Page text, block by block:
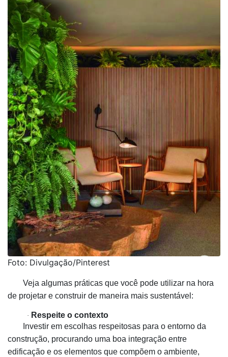
Foto: Divulgação/Pinterest
Veja algumas práticas que você pode utilizar na hora
de projetar e construir de maneira mais sustentável:
· Respeite o contexto
Investir em escolhas respeitosas para o entorno da
construção, procurando uma boa integração entre
edificação e os elementos que compõem o ambiente,